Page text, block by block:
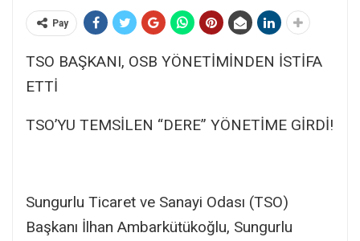
Pay
TSO BAŞKANI, OSB YÖNETİMİNDEN İSTİFA
ETTİ
TSO’YU TEMSİLEN “DERE” YÖNETİME GİRDİ!
Sungurlu Ticaret ve Sanayi Odası (TSO)
Başkanı İlhan Ambarkütükoğlu, Sungurlu